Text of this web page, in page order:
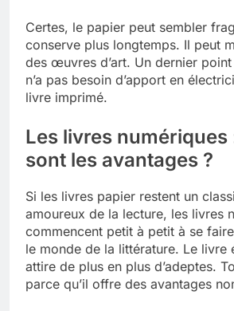
Certes, le papier peut sembler
conserve plus longtemps. Il peut
des œuvres d’art. Un dernier
n’a pas besoin d’apport en
livre imprimé.
Les livres numériques
sont les avantages ?
Si les livres papier restent un
amoureux de la lecture, les livres
commencent petit à petit à se
le monde de la littérature. Le livre
attire de plus en plus d’adeptes.
parce qu’il offre des avantages